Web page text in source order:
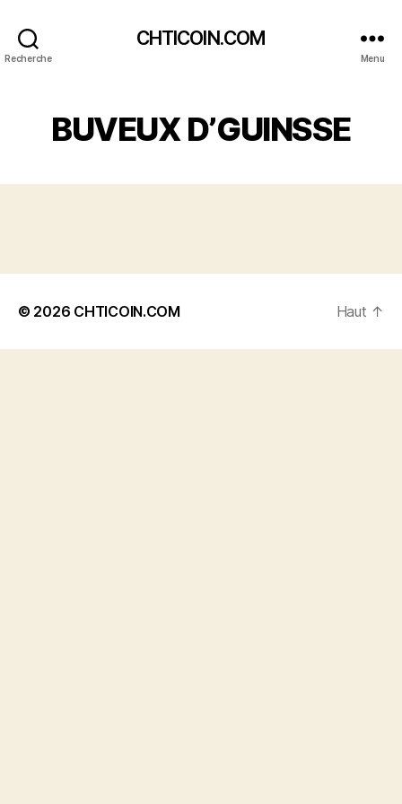
Recherche
CHTICOIN.COM
Menu
BUVEUX D’GUINSSE
© 2026 CHTICOIN.COM Haut ↑